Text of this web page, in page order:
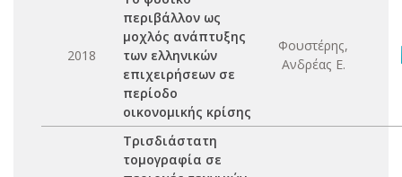
2018
περιβάλλον ως
μοχλός ανάπτυξης
των ελληνικών
επιχειρήσεων σε
περίοδο
οικονομικής κρίσης
Φουστέρης,
Ανδρέας Ε.
Τρισδιάστατη
τομογραφία σε